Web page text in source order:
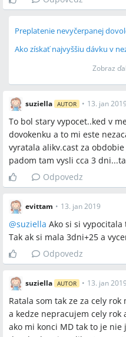
Ako získať najvyššiu dávku v
Zobraz
suziella AUTOR • 13. jan 2019
To bol stary vypocet..ked v
dovokenku a to mi este
vyratala alikv.cast za
padom tam vysli cca 3
Odpovedz
evittam • 13. jan 2019
@suziella Ako si si
Tak ak si mala 3dni+25 a
Odpovedz
suziella AUTOR • 13. jan 2019
Ratala som tak ze za cely
a kedze nepracujem cely
ako mi konci MD tak to je